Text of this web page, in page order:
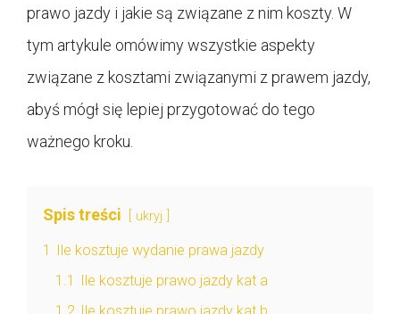
prawo jazdy i jakie są związane z nim koszty. W
tym artykule omówimy wszystkie aspekty
związane z kosztami związanymi z prawem jazdy,
abyś mógł się lepiej przygotować do tego
ważnego kroku.
Spis treści ukryj
1
Ile kosztuje wydanie prawa jazdy
1.1
Ile kosztuje prawo jazdy kat a
1.2 Ile kosztuje prawo jazdy kat b